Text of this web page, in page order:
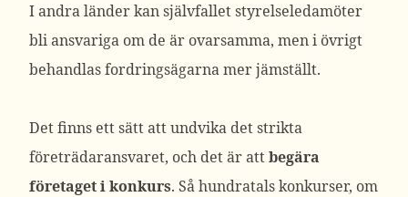
I andra länder kan självfallet styrelseledamöter
bli ansvariga om de är ovarsamma, men i övrigt
behandlas fordringsägarna mer jämställt.
Det finns ett sätt att undvika det strikta
företrädaransvaret, och det är attbegära
företaget i konkurs. Så hundratals konkurser, om